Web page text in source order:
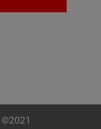
©2021